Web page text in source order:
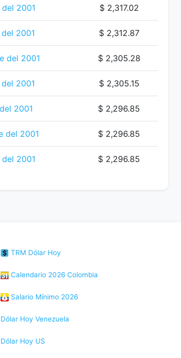
2001 $ 2,317.02
2001 $ 2,312.87
del 2001 $ 2,305.28
2001 $ 2,305.15
2001 $ 2,296.85
del 2001 $ 2,296.85
2001 $ 2,296.85
TRM Dólar Hoy
Calendario 2026 Colombia
Salario Mínimo 2026
Dólar Hoy Venezuela
Dólar Hoy US